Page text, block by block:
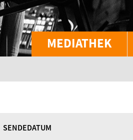
MEDIATHEK
SENDEDATUM